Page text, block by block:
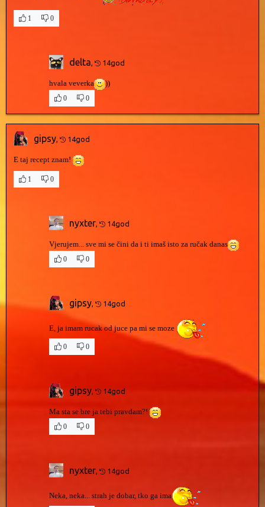
1 0
delta 14god
hvala veverka
))
0
0
gipsy 14god
E taj recept znam!
1 0
nyxter 14god
Vjerujem... sve mi se čini da i ti imaš isto za ručak danas
0
0
gipsy 14god
E, ja imam rucak od juce pa mi se moze
0 0
gipsy 14god
Ma sta se bre ja tebi pravdam?!
0
0
nyxter 14god
Neka, neka... strah je dobar, tko ga ima